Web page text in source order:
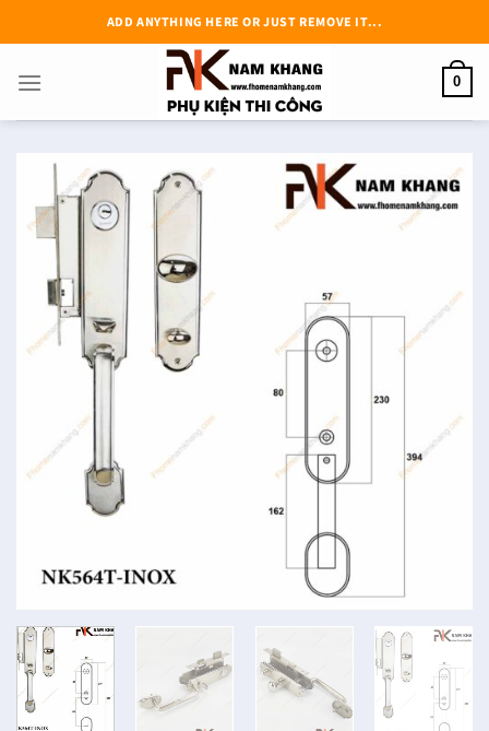
đến
dung
ADD ANYTHING HERE OR JUST REMOVE IT...
0